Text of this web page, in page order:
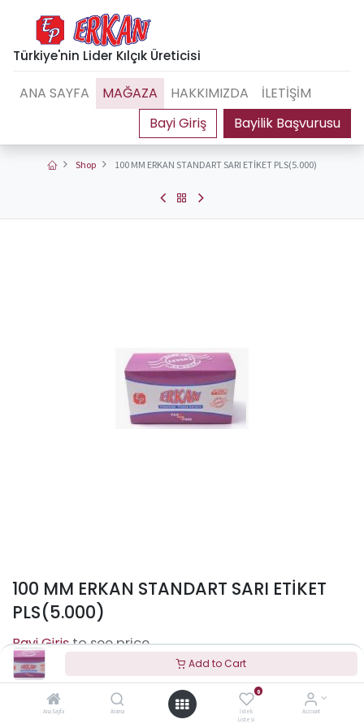
Add to Cart
Ana Sayfa Arama
0
İstek
Listesi
Account
Türkiye'nin Lider Kılçık Üreticisi
Bayilik Başvurusu
ANA SAYFA MAĞAZA HAKKIMIZDA İLETİŞİM
Shop 100 MM ERKAN STANDART SARI ETİKET PLS(5.000)
100 MM ERKAN STANDART SARI ETİKET
PLS(5.000)
to see price
Terms and Conditions